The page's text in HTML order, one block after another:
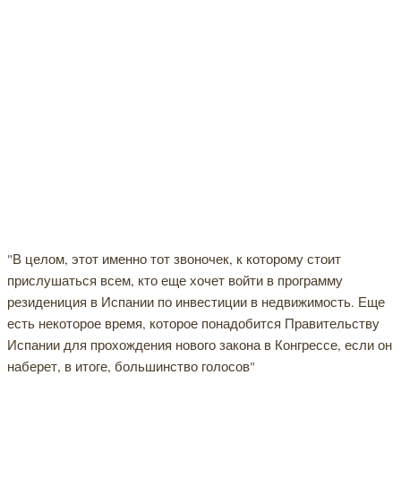
"В целом, этот именно тот звоночек, к которому стоит
прислушаться всем, кто еще хочет войти в программу
резидениция в Испании по инвестиции в недвижимость. Еще
есть некоторое время, которое понадобится Правительству
Испании для прохождения нового закона в Конгрессе, если он
наберет, в итоге, большинство голосов"